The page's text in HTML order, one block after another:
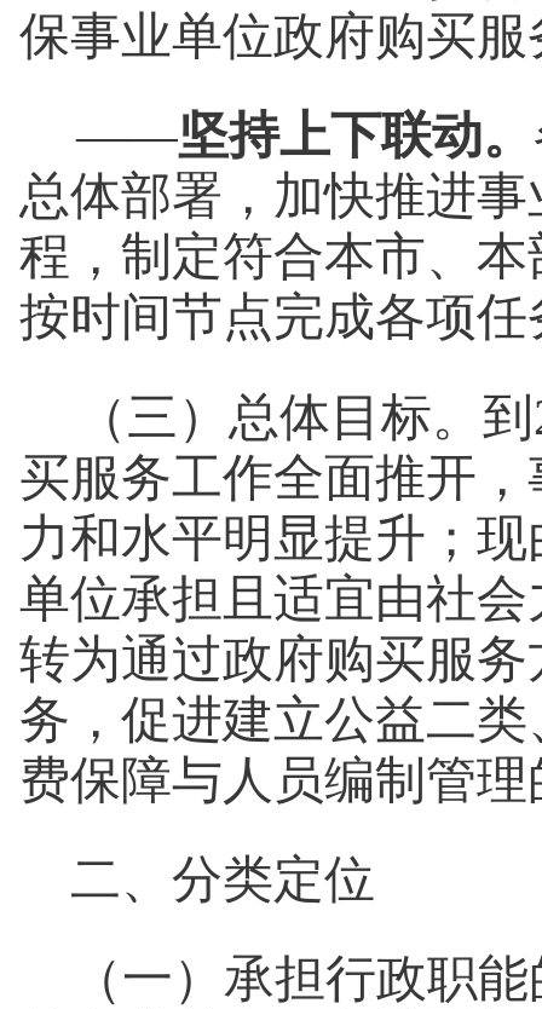
保事业单位政府购买
——坚持上下联动。
总体部署，加快推进
程，制定符合本市、
按时间节点完成各项任
（三）总体目标。
买服务工作全面推开
力和水平明显提升；
单位承担且适宜由社
转为通过政府购买服
务，促进建立公益二
费保障与人员编制管
二、分类定位
（一）承担行政职